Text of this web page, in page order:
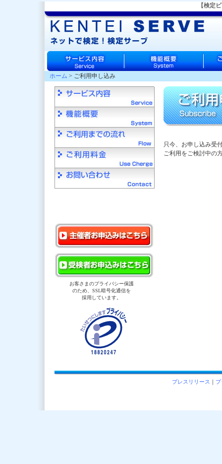
【検定
ホーム > ご利用申し込み
お客さまのプライバシー保護
のため、SSL暗号化通信を
採用しています。
只今、お申し込み受
ご利用をご検討中の
プレスリリース ｜